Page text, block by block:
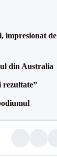
impresionat de
din Australia
rezultate”